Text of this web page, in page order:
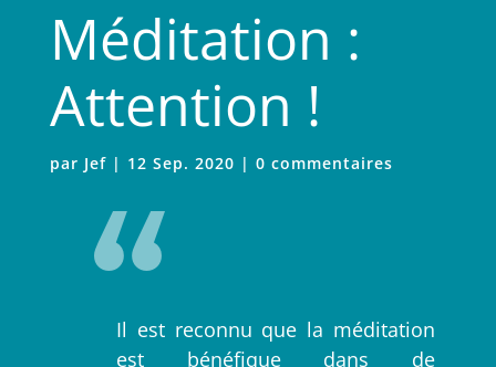
Méditation :
Attention !
par Jef| 12 Sep. 2020 | 0 commentaires
Il est reconnu que la méditation
est bénéfique dans de